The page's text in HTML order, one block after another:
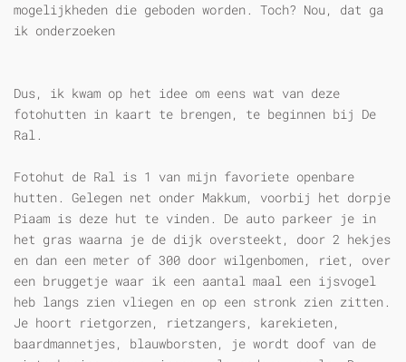
mogelijkheden die geboden worden. Toch? Nou, dat ga
ik onderzoeken
Dus, ik kwam op het idee om eens wat van deze
fotohutten in kaart te brengen, te beginnen bij De
Ral.
Fotohut de Ral is 1 van mijn favoriete openbare
hutten. Gelegen net onder Makkum, voorbij het dorpje
Piaam is deze hut te vinden. De auto parkeer je in
het gras waarna je de dijk oversteekt, door 2 hekjes
en dan een meter of 300 door wilgenbomen, riet, over
een bruggetje waar ik een aantal maal een ijsvogel
heb langs zien vliegen en op een stronk zien zitten.
Je hoort rietgorzen, rietzangers, karekieten,
baardmannetjes, blauwborsten, je wordt doof van de